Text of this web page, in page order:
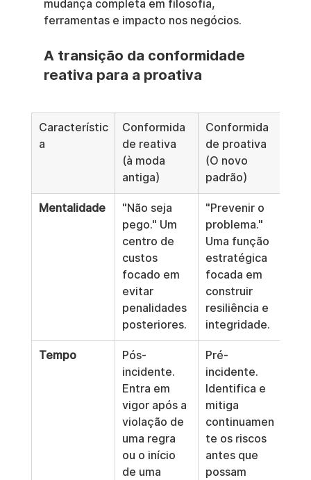
mudança completa em filosofia,
ferramentas e impacto nos negócios.
A transição da conformidade
reativa para a proativa
Característic
a
Conformida
de reativa
(à moda
antiga)
Conformida
de proativa
(O novo
padrão)
Mentalidade
"Não seja
pego." Um
centro de
custos
focado em
evitar
penalidades
posteriores.
"Prevenir o
problema."
Uma função
estratégica
focada em
construir
resiliência e
integridade.
Tempo
Pós-
incidente.
Entra em
vigor após a
violação de
uma regra
ou o início
de uma
Pré-
incidente.
Identifica e
mitiga
continuamen
te os riscos
antes que
possam